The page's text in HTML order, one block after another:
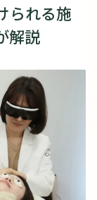
られる施
解説